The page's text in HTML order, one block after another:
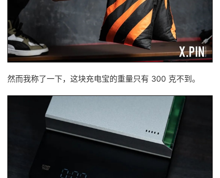
然而我称了一下，这块充电宝的重量只有 300 克不到。